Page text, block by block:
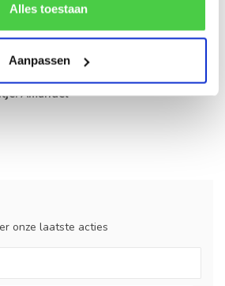
de website kan verstoren.
Alles toestaan
Aanpassen
altijd in de smaak.
Amandel
onze laatste acties